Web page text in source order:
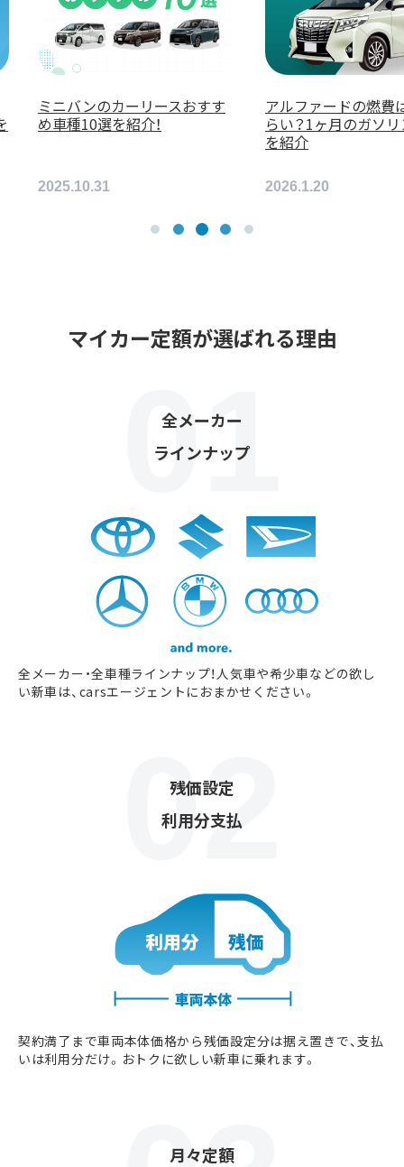
ァードの燃費はどれく
1ヶ月のガソリン代目安
年収900万円の人におすすめの
車種5選！どんな車が買える？
2025.12.15
マイカー定額が選ばれる理由
全メーカー
ラインナップ
全メーカー・全車種ラインナップ！人気車や希少車などの欲し
い新車は、carsエージェントにおまかせください。
残価設定
利用分支払
契約満了まで車両本体価格から残価設定分は据え置きで、支払
いは利用分だけ。おトクに欲しい新車に乗れます。
月々定額